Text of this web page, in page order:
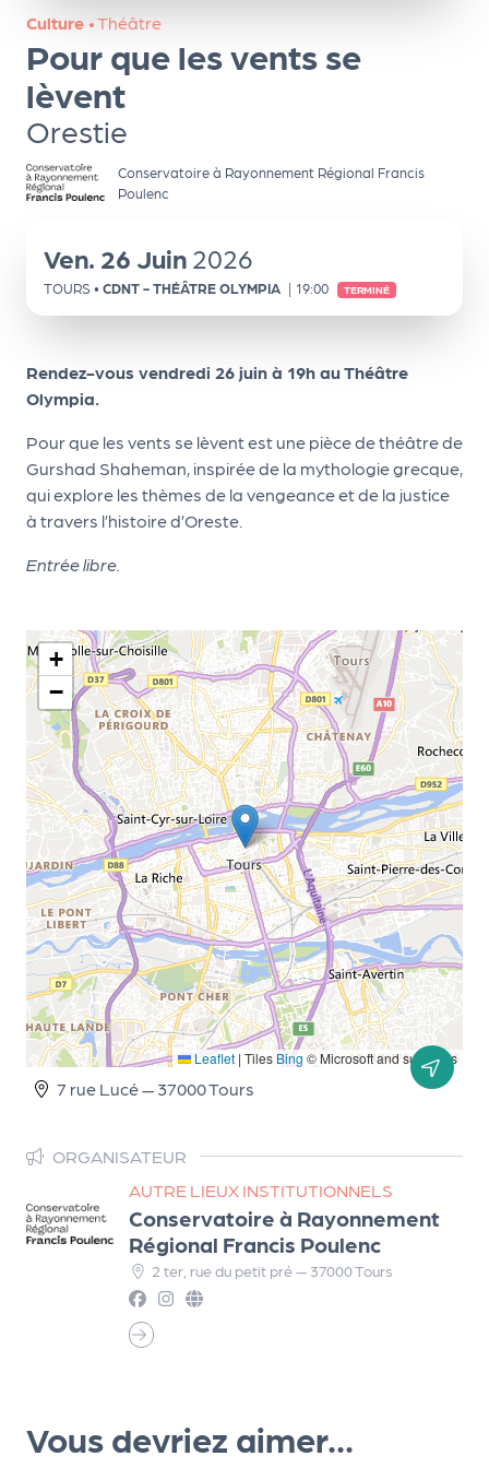
Culture •Théâtre
Pour que les vents se
lèvent
Orestie
Conservatoire à Rayonnement Régional Francis
Poulenc
Ven. 26 Juin 2026
TOURS • CDNT - THÉÂTRE OLYMPIA | 19:00 TERMINÉ
Rendez-vous vendredi 26 juin à 19h au Théâtre
Olympia.
Pour que les vents se lèvent est une pièce de théâtre de
Gurshad Shaheman, inspirée de la mythologie grecque,
qui explore les thèmes de la vengeance et de la justice
à travers l’histoire d’Oreste.
Entrée libre.
+
−
Leaflet | Tiles Bing © Microsoft and suppliers
7 rue Lucé — 37000 Tours
ORGANISATEUR
AUTRE LIEUX INSTITUTIONNELS
Conservatoire à Rayonnement
Régional Francis Poulenc
2 ter, rue du petit pré — 37000 Tours
Vous devriez aimer...
ns
PR
O
G!
PR
O
Le
Ma
Sui
e
le
PR
O
N
os
se
rvi
ce
s
L
e
k
it
d
e
l'
r
a
n
e